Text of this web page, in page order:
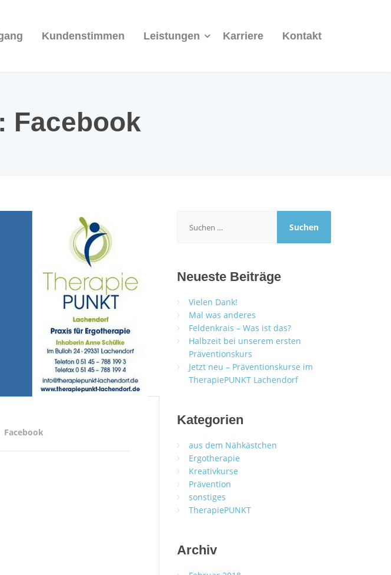
Kundenstimmen Leistungen Karriere Kontakt
Facebook
Facebook
nach:
Neueste Beiträge
Vielen Dank!
Mal was anderes
Feldenkrais – Was ist das?
Halbzeit bei unserem ersten
Präventionskurs
Jetzt neu – Präventionskurse im
TherapiePUNKT Lachendorf
Kategorien
aus dem Nähkästchen
Ergotherapie
Kreativkurse
Prävention
sonstiges
TherapiePUNKT
Archiv